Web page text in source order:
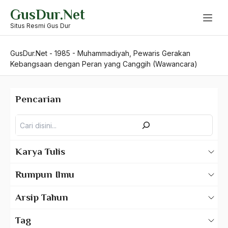
content
GusDur.Net
Situs Resmi Gus Dur
GusDur.Net - 1985 - Muhammadiyah, Pewaris Gerakan
Kebangsaan dengan Peran yang Canggih (Wawancara)
Pencarian
Karya Tulis
Rumpun Ilmu
Arsip Tahun
Tag